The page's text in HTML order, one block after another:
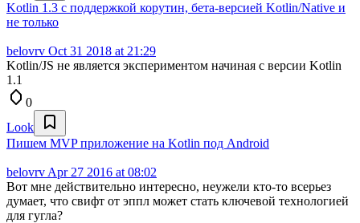
Kotlin 1.3 с поддержкой корутин, бета-версией Kotlin/Native и
не только
belovrv Oct 31 2018 at 21:29
Kotlin/JS не является экспериментом начиная с версии Kotlin
1.1
0
Look
Пишем MVP приложение на Kotlin под Android
belovrv Apr 27 2016 at 08:02
Вот мне действительно интересно, неужели кто-то всерьез
думает, что свифт от эппл может стать ключевой технологией
для гугла?